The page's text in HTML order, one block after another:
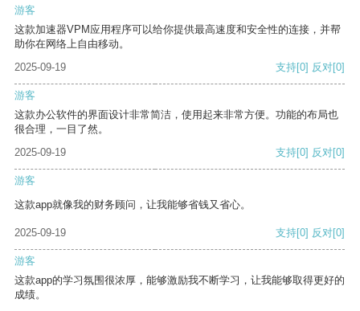
游客
这款加速器VPM应用程序可以给你提供最高速度和安全性的连接，并帮
助你在网络上自由移动。
2025-09-19
支持[0] 反对[0]
游客
这款办公软件的界面设计非常简洁，使用起来非常方便。功能的布局也
很合理，一目了然。
2025-09-19
支持[0] 反对[0]
游客
这款app就像我的财务顾问，让我能够省钱又省心。
2025-09-19 支持[0] 反对[0]
游客
这款app的学习氛围很浓厚，能够激励我不断学习，让我能够取得更好的
成绩。